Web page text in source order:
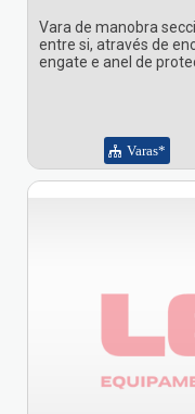
Vara de manobra
entre si, através de
engate e anel de
Varas*